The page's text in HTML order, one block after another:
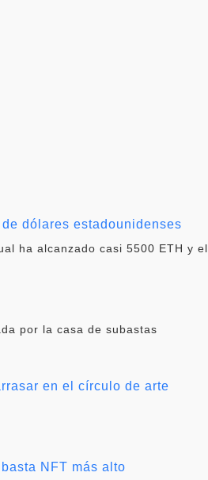
dólares estadounidenses
ha alcanzado casi 5500 ETH y el
por la casa de subastas
en el círculo de arte
NFT más alto